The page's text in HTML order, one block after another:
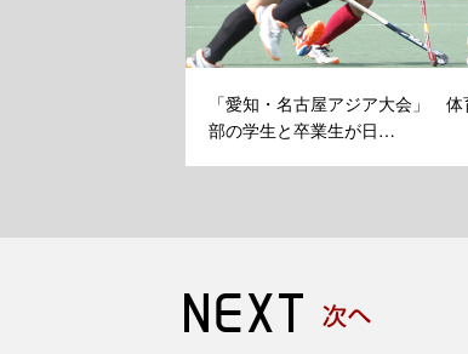
「愛知・名古屋アジア大会」 体
部の学生と卒業生が日…